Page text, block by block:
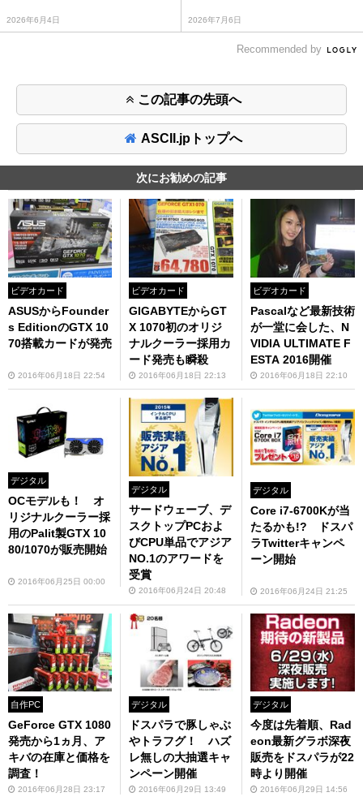
2026年6月4日 2026年7月6日
Recommended by
この記事の先頭へ
ASCII.jpトップへ
次にお勧めの記事
ビデオカード
ASUSからFounder
s EditionのGTX 10
70搭載カードが発売
2016年06月18日 22:54
ビデオカード
GIGABYTEからGT
X 1070初のオリジ
ナルクーラー採用カ
ード発売も瞬殺
2016年06月18日 22:13
ビデオカード
Pascalなど最新技術
が一堂に会した、N
VIDIA ULTIMATE F
ESTA 2016開催
2016年06月18日 22:10
デジタル
OCモデルも！ オ
リジナルクーラー採
用のPalit製GTX 10
80/1070が販売開始
2016年06月25日 00:00
デジタル
サードウェーブ、デ
スクトップPCおよ
びCPU単品でアジア
NO.1のアワードを
受賞
2016年06月24日 20:48
デジタル
Core i7-6700Kが当
たるかも!? ドスパ
ラTwitterキャンペ
ーン開始
2016年06月24日 21:25
自作PC
GeForce GTX 1080
発売から1ヵ月、ア
キバの在庫と価格を
調査！
2016年06月28日 23:17
デジタル
ドスパラで豚しゃぶ
やトラフグ！ ハズ
レ無しの大抽選キャ
ンペーン開催
2016年06月29日 13:49
デジタル
今度は先着順、Rad
eon最新グラボ深夜
販売をドスパラが22
時より開催
2016年06月29日 14:56